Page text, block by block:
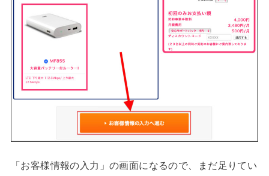
「お客様情報の入力」の画面になるので、まだ足りてい